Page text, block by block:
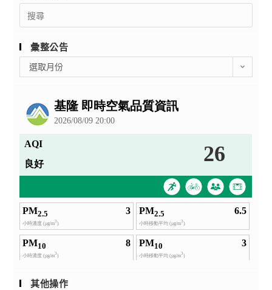
Search
for:
彙整公告
整
選取月份
其他操作